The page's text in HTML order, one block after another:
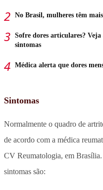
No Brasil, mulheres têm
Sofre dores articulares?
sintomas
Médica alerta que dores
Sintomas
Normalmente o quadro de
de acordo com a médica
CV Reumatologia, em
sintomas são: